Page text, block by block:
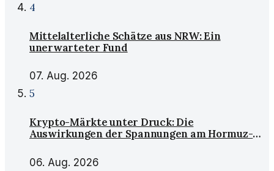
4
Mittelalterliche Schätze aus NRW: Ein
unerwarteter Fund
07. Aug. 2026
5
Krypto-Märkte unter Druck: Die
Auswirkungen der Spannungen am Hormuz-
06. Aug. 2026